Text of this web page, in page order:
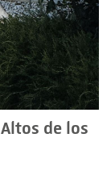
de los